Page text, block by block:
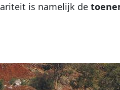
is namelijk de